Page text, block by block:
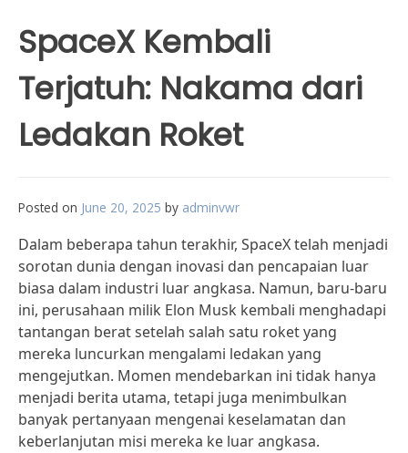
SpaceX Kembali
Terjatuh: Nakama dari
Ledakan Roket
Posted on June 20, 2025 by adminvwr
Dalam beberapa tahun terakhir, SpaceX telah menjadi
sorotan dunia dengan inovasi dan pencapaian luar
biasa dalam industri luar angkasa. Namun, baru-baru
ini, perusahaan milik Elon Musk kembali menghadapi
tantangan berat setelah salah satu roket yang
mereka luncurkan mengalami ledakan yang
mengejutkan. Momen mendebarkan ini tidak hanya
menjadi berita utama, tetapi juga menimbulkan
banyak pertanyaan mengenai keselamatan dan
keberlanjutan misi mereka ke luar angkasa.